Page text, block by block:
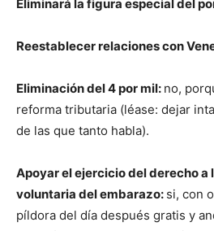
Eliminará la figura especial del
Reestablecer relaciones con
Eliminación del 4 por mil: no,
reforma tributaria (léase: dejar
de las que tanto habla).
Apoyar el ejercicio del derecho a
voluntaria del embarazo: si, con
píldora del día después gratis y